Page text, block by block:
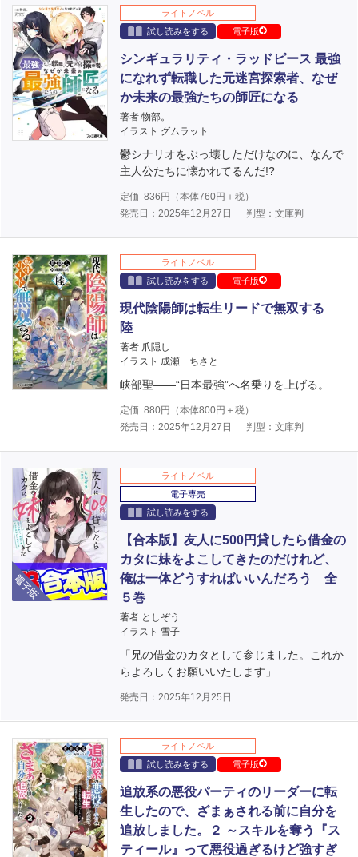
ライトノベル
試し読みをする
電子版
シンギュラリティ・ラッドピース 最強
になれず転職した元迷宮探索者、なぜ
か未来の最強たちの師匠になる
著者 物部。
イラスト グムラット
鬱シナリオをぶっ壊しただけなのに、なんで
主人公たちに懐かれてるんだ!?
定価 836 円（本体760円＋税）
発売日：2025年12月27日
判型：文庫判
ライトノベル
試し読みをする
電子版
現代陰陽師は転生リードで無双する
陸
著者 爪隠し
イラスト 成瀬 ちさと
峡部聖――“日本最強”へ名乗りを上げる。
定価 880円（本体800円＋税）
発売日：2025年12月27日
判型：文庫判
電子版
ライトノベル
電子専売
試し読みをする
【合本版】友人に500円貸したら借金の
カタに妹をよこしてきたのだけれど、
俺は一体どうすればいいんだろう 全
５巻
著者 としぞう
イラスト 雪子
「兄の借金のカタとして参じました。これか
らよろしくお願いいたします」
発売日：2025年12月25日
ライトノベル
試し読みをする
電子版
追放系の悪役パーティのリーダーに転
生したので、ざまぁされる前に自分を
追放しました。２ ～スキルを奪う『ス
ティール』って悪役過ぎるけど強すぎ